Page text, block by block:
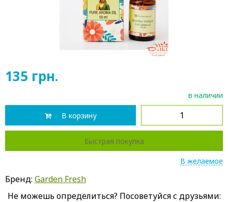
135 грн.
в наличии
В корзину
Быстрая покупка
В желаемое
Бренд: Garden Fresh
Не можешь определиться? Посоветуйся с друзьями: